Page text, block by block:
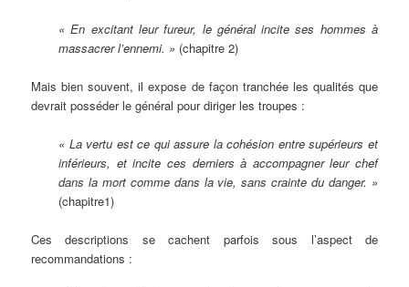
« En excitant leur fureur, le général incite ses hommes à
massacrer l’ennemi. » (chapitre 2)
Mais bien souvent, il expose de façon tranchée les qualités que
devrait posséder le général pour diriger les troupes :
« La vertu est ce qui assure la cohésion entre supérieurs et
inférieurs, et incite ces derniers à accompagner leur chef
dans la mort comme dans la vie, sans crainte du danger. »
(chapitre1)
Ces descriptions se cachent parfois sous l’aspect de
recommandations :